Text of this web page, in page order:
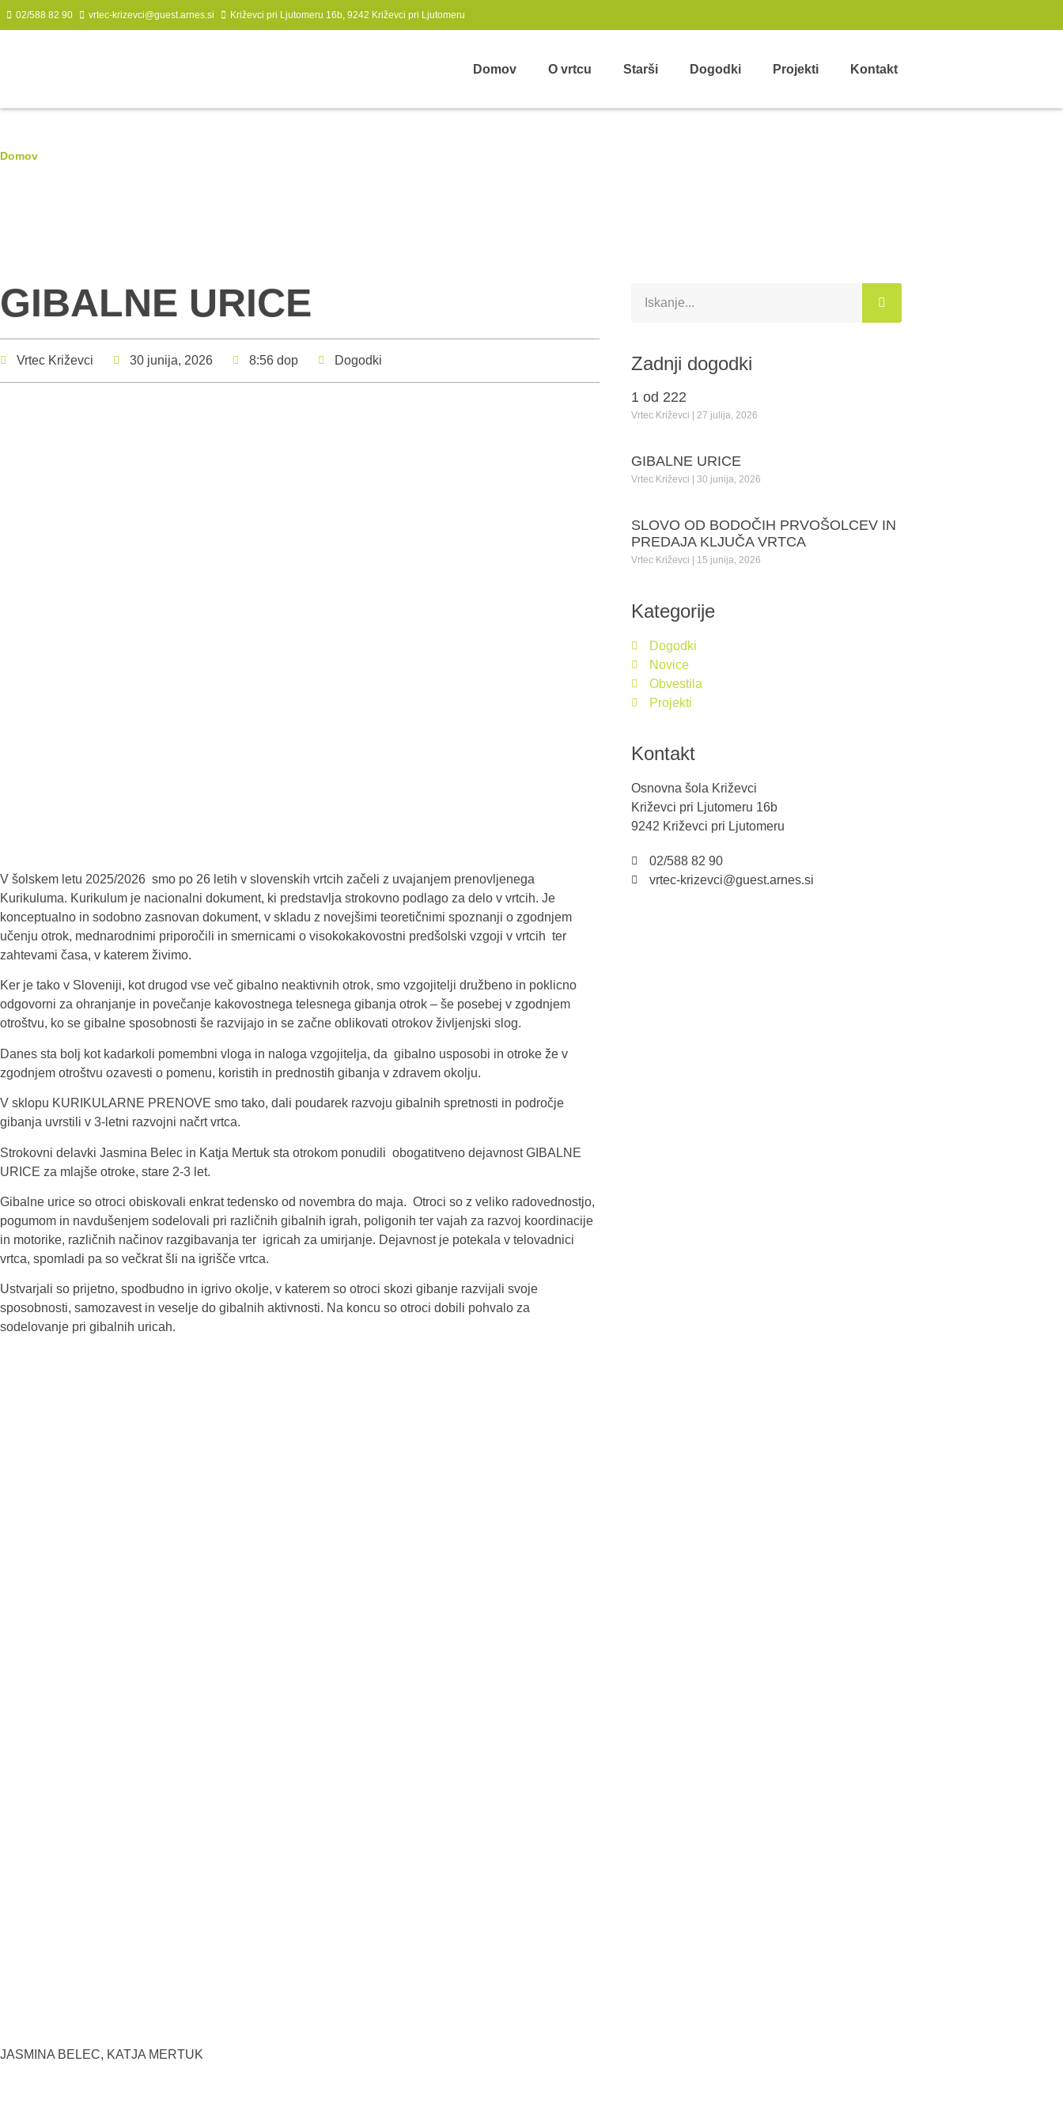
02/588 82 90 vrtec-krizevci@guest.arnes.si Križevci pri Ljutomeru 16b, 9242 Križevci pri Ljutomeru
Domov O vrtcu Starši Dogodki Projekti Kontakt
Domov
GIBALNE URICE
Vrtec Križevci 30 junija, 2026 8:56 dop Dogodki
V šolskem letu 2025/2026 smo po 26 letih v slovenskih vrtcih začeli z uvajanjem prenovljenega
Kurikuluma. Kurikulum je nacionalni dokument, ki predstavlja strokovno podlago za delo v vrtcih. Je
konceptualno in sodobno zasnovan dokument, v skladu z novejšimi teoretičnimi spoznanji o zgodnjem
učenju otrok, mednarodnimi priporočili in smernicami o visokokakovostni predšolski vzgoji v vrtcih ter
zahtevami časa, v katerem živimo.
Ker je tako v Sloveniji, kot drugod vse več gibalno neaktivnih otrok, smo vzgojitelji družbeno in poklicno
odgovorni za ohranjanje in povečanje kakovostnega telesnega gibanja otrok – še posebej v zgodnjem
otroštvu, ko se gibalne sposobnosti še razvijajo in se začne oblikovati otrokov življenjski slog.
Danes sta bolj kot kadarkoli pomembni vloga in naloga vzgojitelja, da gibalno usposobi in otroke že v
zgodnjem otroštvu ozavesti o pomenu, koristih in prednostih gibanja v zdravem okolju.
V sklopu KURIKULARNE PRENOVE smo tako, dali poudarek razvoju gibalnih spretnosti in področje
gibanja uvrstili v 3-letni razvojni načrt vrtca.
Strokovni delavki Jasmina Belec in Katja Mertuk sta otrokom ponudili obogatitveno dejavnost GIBALNE
URICE za mlajše otroke, stare 2-3 let.
Gibalne urice so otroci obiskovali enkrat tedensko od novembra do maja. Otroci so z veliko radovednostjo,
pogumom in navdušenjem sodelovali pri različnih gibalnih igrah, poligonih ter vajah za razvoj koordinacije
in motorike, različnih načinov razgibavanja ter igricah za umirjanje. Dejavnost je potekala v telovadnici
vrtca, spomladi pa so večkrat šli na igrišče vrtca.
Ustvarjali so prijetno, spodbudno in igrivo okolje, v katerem so otroci skozi gibanje razvijali svoje
sposobnosti, samozavest in veselje do gibalnih aktivnosti. Na koncu so otroci dobili pohvalo za
sodelovanje pri gibalnih uricah.
JASMINA BELEC, KATJA MERTUK
Zadnji dogodki
1 od 222
Vrtec Križevci 27 julija, 2026
GIBALNE URICE
Vrtec Križevci 30 junija, 2026
SLOVO OD BODOČIH PRVOŠOLCEV IN
PREDAJA KLJUČA VRTCA
Vrtec Križevci 15 junija, 2026
Kategorije
Dogodki
Novice
Obvestila
Projekti
Kontakt
Osnovna šola Križevci
Križevci pri Ljutomeru 16b
9242 Križevci pri Ljutomeru
02/588 82 90
vrtec-krizevci@guest.arnes.si